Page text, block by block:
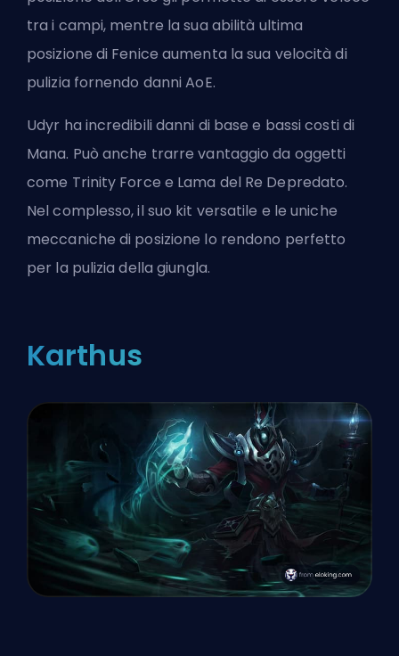
tra i campi, mentre la sua abilità ultima
posizione di Fenice aumenta la sua velocità di
pulizia fornendo danni AoE.
Udyr ha incredibili danni di base e bassi costi di
Mana. Può anche trarre vantaggio da oggetti
come Trinity Force e Lama del Re Depredato.
Nel complesso, il suo kit versatile e le uniche
meccaniche di posizione lo rendono perfetto
per la pulizia della giungla.
Karthus